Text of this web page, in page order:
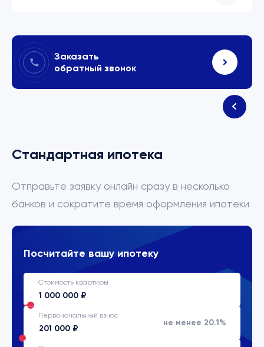
Заказать
обратный звонок
Стандартная ипотека
Отправьте заявку онлайн сразу в несколько
банков и сократите время оформления ипотеки
Посчитайте вашу ипотеку
Стоимость квартиры
Первоначальный взнос
не менее 20.1%